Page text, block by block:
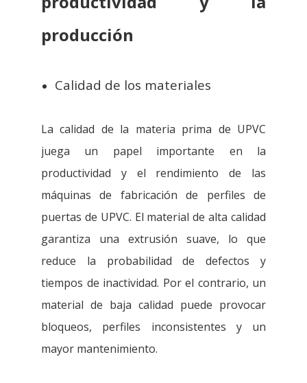
producción
Calidad de los materiales
La calidad de la materia prima de UPVC
juega un papel importante en la
productividad y el rendimiento de las
máquinas de fabricación de perfiles de
puertas de UPVC. El material de alta calidad
garantiza una extrusión suave, lo que
reduce la probabilidad de defectos y
tiempos de inactividad. Por el contrario, un
material de baja calidad puede provocar
bloqueos, perfiles inconsistentes y un
mayor mantenimiento.